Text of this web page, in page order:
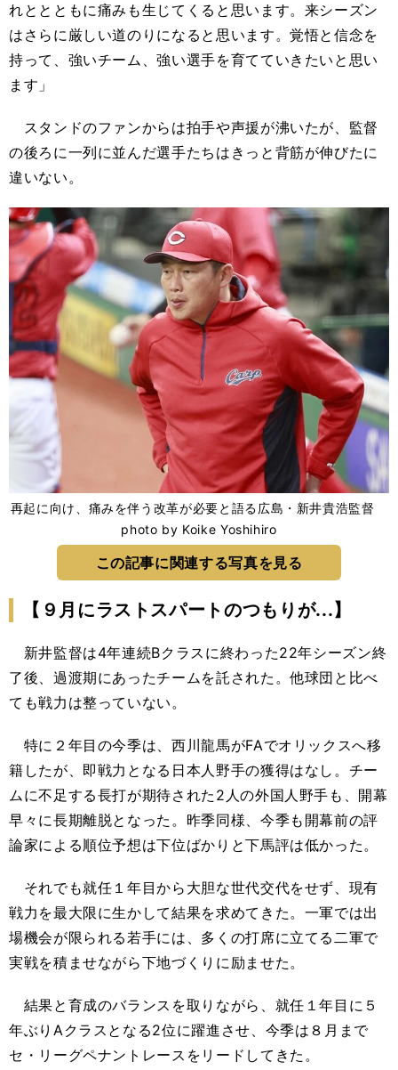
れととともに痛みも生じてくると思います。来シーズン
はさらに厳しい道のりになると思います。覚悟と信念を
持って、強いチーム、強い選手を育てていきたいと思い
ます」
スタンドのファンからは拍手や声援が沸いたが、監督
の後ろに一列に並んだ選手たちはきっと背筋が伸びたに
違いない。
再起に向け、痛みを伴う改革が必要と語る広島・新井貴浩監督
photo by Koike Yoshihiro
この記事に関連する写真を見る
【９月にラストスパートのつもりが...】
新井監督は4年連続Bクラスに終わった22年シーズン終
了後、過渡期にあったチームを託された。他球団と比べ
ても戦力は整っていない。
特に２年目の今季は、西川龍馬がFAでオリックスへ移
籍したが、即戦力となる日本人野手の獲得はなし。チー
ムに不足する長打が期待された2人の外国人野手も、開幕
早々に長期離脱となった。昨季同様、今季も開幕前の評
論家による順位予想は下位ばかりと下馬評は低かった。
それでも就任１年目から大胆な世代交代をせず、現有
戦力を最大限に生かして結果を求めてきた。一軍では出
場機会が限られる若手には、多くの打席に立てる二軍で
実戦を積ませながら下地づくりに励ませた。
結果と育成のバランスを取りながら、就任１年目に５
年ぶりAクラスとなる2位に躍進させ、今季は８月まで
セ・リーグペナントレースをリードしてきた。